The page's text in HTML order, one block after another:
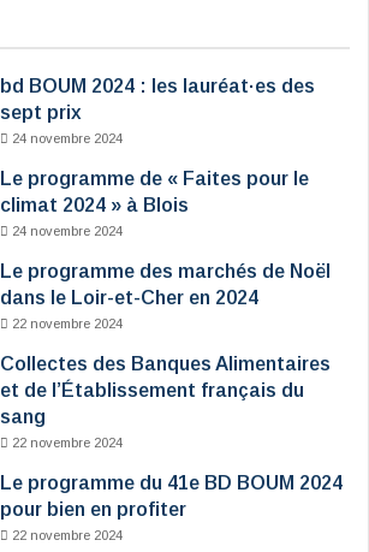
bd BOUM 2024 : les lauréat·es des
sept prix
24 novembre 2024
Le programme de « Faites pour le
climat 2024 » à Blois
24 novembre 2024
Le programme des marchés de Noël
dans le Loir-et-Cher en 2024
22 novembre 2024
Collectes des Banques Alimentaires
et de l’Établissement français du
sang
22 novembre 2024
Le programme du 41e BD BOUM 2024
pour bien en profiter
22 novembre 2024